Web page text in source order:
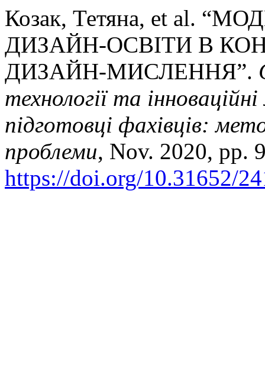
Козак, Тетяна, et al.
ДИЗАЙН-ОСВІТИ В
ДИЗАЙН-МИСЛЕННЯ”.
технології та
підготовці фахівців:
проблеми, Nov. 2020, pp.
https://doi.org/10.31652/